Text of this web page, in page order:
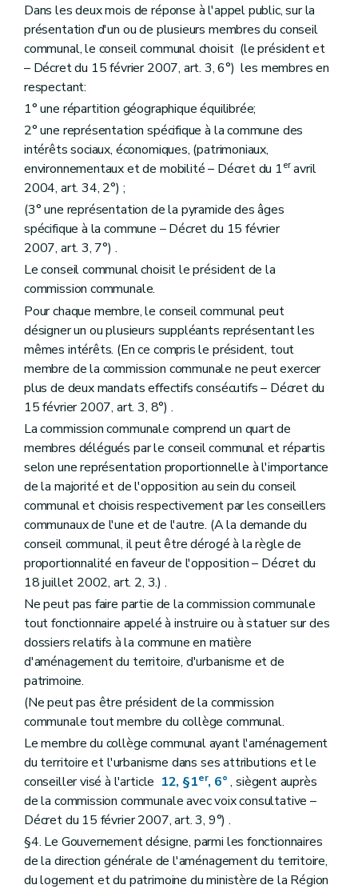
Titre premier Définitions
Art. 237/1
Titre II Champ d'application
Art. 237/2
Titre III Méthode de calcul de la performance énergétique des bâtiments
Art. 237/3
Art. 237/4
Art. 237/5
Art. 237/6
Art. 237/7
Art. 237/8
Titre IV
Exigences de performance énergétique des bâtiments
Chapitre premier
Art. 237/9
Art. 237/10
Art. 237/11
Chapitre II
Art. 237/12
Art. 237/13
Art. 237/14
Art. 237/15
Chapitre III Etude de faisabilité technique, environnementale et économique
Art. 237/16
Art. 237/17
Chapitre IV Missions du déclarant, du responsable P.E.B. et de l'auteur de l'étude de faisabilité technique, environnementale et économique
Art. 237/18
Art. 237/19
Art. 237/20
Chapitre V
Procédures
Section première Bâtiments pour lesquels une étude de faisabilité technique, environnementale et économique est requise
Art. 237/21
Art. 237/22
Section 2 Bâtiments pour lesquels une étude de faisabilité technique, environnementale et économique n'est pas requise
Art. 237/23
Art. 237/24
Section 3 Autres bâtiments
Art. 237/25
Section 4 Modalités
Art. 237/26
Titre V Certificat de performance énergétique des bâtiments
Chapitre premier Champ d'application
Art. 237/27
Art. 237/28
Art. 237/29
Chapitre II
Art. 237/30
Chapitre III
Procédures
Art. 237/31
Titre VI Dispositions favorisant la performance énergétique des bâtiments
Art. 237/32
Art. 237/33
Art. 237/34
Titre VII Sanctions
Chapitre premier Du retrait de l'agrément
Art. 237/35
Chapitre II Des amendes administratives
Art. 237/36
Art. 237/37
Dans les deux mois de réponse à l'appel public, sur la
présentation d'un ou de plusieurs membres du conseil
communal, le conseil communal choisit (le président et
– Décret du 15 février 2007, art. 3, 6°) les membres en
respectant:
1° une répartition géographique équilibrée;
2° une représentation spécifique à la commune des
intérêts sociaux, économiques, (patrimoniaux,
environnementaux et de mobilité – Décret du 1eravril
2004, art. 34, 2°) ;
(3° une représentation de la pyramide des âges
spécifique à la commune – Décret du 15 février
2007, art. 3, 7°) .
Le conseil communal choisit le président de la
commission communale.
Pour chaque membre, le conseil communal peut
désigner un ou plusieurs suppléants représentant les
mêmes intérêts. (En ce compris le président, tout
membre de la commission communale ne peut exercer
plus de deux mandats effectifs consécutifs – Décret du
15 février 2007, art. 3, 8°) .
La commission communale comprend un quart de
membres délégués par le conseil communal et répartis
selon une représentation proportionnelle à l'importance
de la majorité et de l'opposition au sein du conseil
communal et choisis respectivement par les conseillers
communaux de l'une et de l'autre. (A la demande du
conseil communal, il peut être dérogé à la règle de
proportionnalité en faveur de l'opposition – Décret du
18 juillet 2002, art. 2, 3.) .
Ne peut pas faire partie de la commission communale
tout fonctionnaire appelé à instruire ou à statuer sur des
dossiers relatifs à la commune en matière
d'aménagement du territoire, d'urbanisme et de
patrimoine.
(Ne peut pas être président de la commission
communale tout membre du collège communal.
Le membre du collège communal ayant l'aménagement
du territoire et l'urbanisme dans ses attributions et le
conseiller visé à l'article 12, §1er, 6°, siègent auprès
de la commission communale avec voix consultative –
Décret du 15 février 2007, art. 3, 9°) .
§4. Le Gouvernement désigne, parmi les fonctionnaires
de la direction générale de l'aménagement du territoire,
du logement et du patrimoine du ministère de la Région